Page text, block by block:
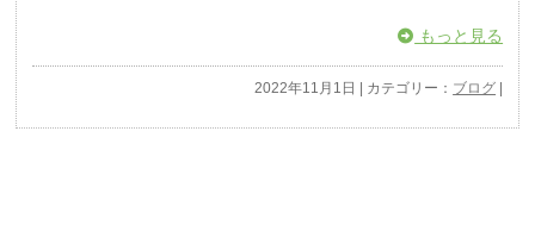
もっと見る
2022年11月1日 | カテゴリー： ブログ |